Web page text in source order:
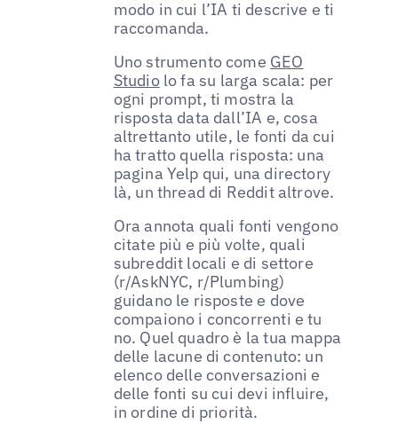
modo in cui l’IA ti descrive e ti
raccomanda.
Uno strumento come GEO
Studiolo fa su larga scala: per
ogni prompt, ti mostra la
risposta data dall’IA e, cosa
altrettanto utile, le fonti da cui
ha tratto quella risposta: una
pagina Yelp qui, una directory
là, un thread di Reddit altrove.
Ora annota quali fonti vengono
citate più e più volte, quali
subreddit locali e di settore
(r/AskNYC, r/Plumbing)
guidano le risposte e dove
compaiono i concorrenti e tu
no. Quel quadro è la tua mappa
delle lacune di contenuto: un
elenco delle conversazioni e
delle fonti su cui devi influire,
in ordine di priorità.